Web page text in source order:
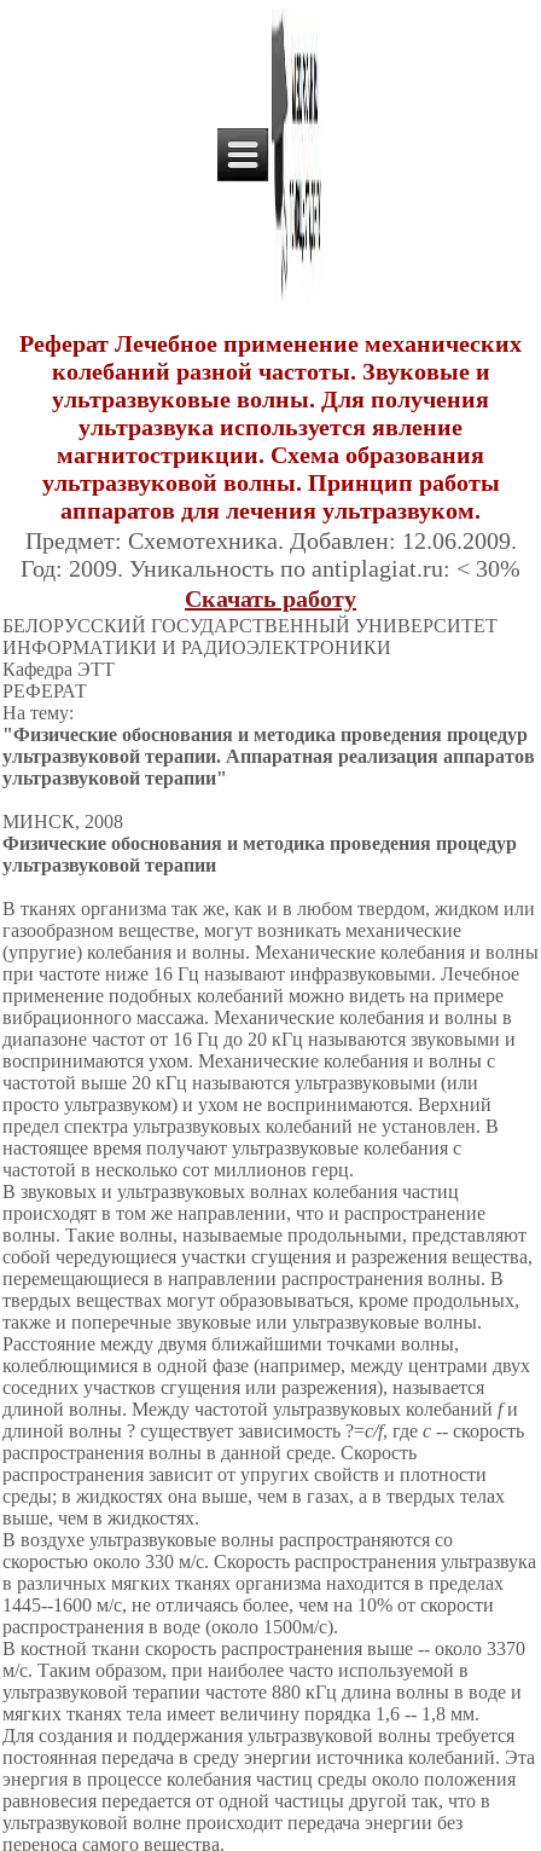
Реферат Лечебное применение механических
колебаний разной частоты. Звуковые и
ультразвуковые волны. Для получения
ультразвука используется явление
магнитострикции. Схема образования
ультразвуковой волны. Принцип работы
аппаратов для лечения ультразвуком.
Предмет: Схемотехника. Добавлен: 12.06.2009.
Год: 2009. Уникальность по antiplagiat.ru: < 30%
Скачать работу
БЕЛОРУССКИЙ ГОСУДАРСТВЕННЫЙ УНИВЕРСИТЕТ
ИНФОРМАТИКИ И РАДИОЭЛЕКТРОНИКИ
Кафедра ЭТТ
РЕФЕРАТ
На тему:
"Физические обоснования и методика проведения процедур
ультразвуковой терапии. Аппаратная реализация аппаратов
ультразвуковой терапии"
МИНСК, 2008
Физические обоснования и методика проведения процедур
ультразвуковой терапии
В тканях организма так же, как и в любом твердом, жидком или
газообразном веществе, могут возникать механические
(упругие) колебания и волны. Механические колебания и волны
при частоте ниже 16 Гц называют инфразвуковыми. Лечебное
применение подобных колебаний можно видеть на примере
вибрационного массажа. Механические колебания и волны в
диапазоне частот от 16 Гц до 20 кГц называются звуковыми и
воспринимаются ухом. Механические колебания и волны с
частотой выше 20 кГц называются ультразвуковыми (или
просто ультразвуком) и ухом не воспринимаются. Верхний
предел спектра ультразвуковых колебаний не установлен. В
настоящее время получают ультразвуковые колебания с
частотой в несколько сот миллионов герц.
В звуковых и ультразвуковых волнах колебания частиц
происходят в том же направлении, что и распространение
волны. Такие волны, называемые продольными, представляют
собой чередующиеся участки сгущения и разрежения вещества,
перемещающиеся в направлении распространения волны. В
твердых веществах могут образовываться, кроме продольных,
также и поперечные звуковые или ультразвуковые волны.
Расстояние между двумя ближайшими точками волны,
колеблющимися в одной фазе (например, между центрами двух
соседних участков сгущения или разрежения), называется
длиной волны. Между частотой ультразвуковых колебаний fи
длиной волны ? существует зависимость ?=c/f, где с -- скорость
распространения волны в данной среде. Скорость
распространения зависит от упругих свойств и плотности
среды; в жидкостях она выше, чем в газах, а в твердых телах
выше, чем в жидкостях.
В воздухе ультразвуковые волны распространяются со
скоростью около 330 м/с. Скорость распространения ультразвука
в различных мягких тканях организма находится в пределах
1445--1600 м/с, не отличаясь более, чем на 10% от скорости
распространения в воде (около 1500м/с).
В костной ткани скорость распространения выше -- около 3370
м/с. Таким образом, при наиболее часто используемой в
ультразвуковой терапии частоте 880 кГц длина волны в воде и
мягких тканях тела имеет величину порядка 1,6 -- 1,8 мм.
Для создания и поддержания ультразвуковой волны требуется
постоянная передача в среду энергии источника колебаний. Эта
энергия в процессе колебания частиц среды около положения
равновесия передается от одной частицы другой так, что в
ультразвуковой волне происходит передача энергии без
переноса самого вещества.